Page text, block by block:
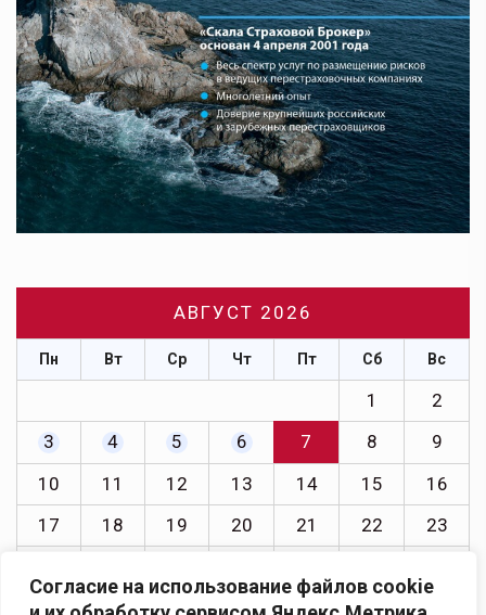
Согласие на использование файлов cookie
АВГУСТ 2026
Пн Вт Ср Чт Пт Сб Вс
1
2
3
4 5 6 7 8
9
10
11 12 13 14 15
16
17
18 19 20 21 22
23
31